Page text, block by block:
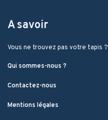
A savoir
Vous ne trouvez pas votre tapis ?
Qui sommes-nous ?
Contactez-nous
Mentions légales